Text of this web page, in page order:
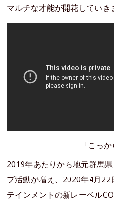
マルチな才能が開花していき
「こっ
2019年あたりから地元群馬
ブ活動が増え、2020年4月22
テインメントの新レーベル